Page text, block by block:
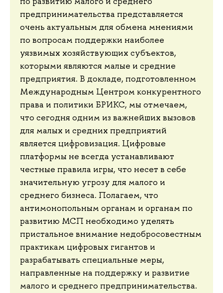
предпринимательства представляется
очень актуальным для обмена мнениями
по вопросам поддержки наиболее
уязвимых хозяйствующих субъектов,
которыми являются малые и средние
предприятия. В докладе, подготовленном
Международным Центром конкурентного
права и политики БРИКС, мы отмечаем,
что сегодня одним из важнейших вызовов
для малых и средних предприятий
является цифровизация. Цифровые
платформы не всегда устанавливают
честные правила игры, что несет в себе
значительную угрозу для малого и
среднего бизнеса. Полагаем, что
антимонопольным органам и органам по
развитию МСП необходимо уделять
пристальное внимание недобросовестным
практикам цифровых гигантов и
разрабатывать специальные меры,
направленные на поддержку и развитие
малого и среднего предпринимательства.